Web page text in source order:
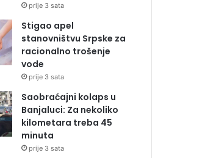
prije 3 sata
Stigao apel
stanovništvu Srpske za
racionalno trošenje
vode
prije 3 sata
Saobraćajni kolaps u
Banjaluci: Za nekoliko
kilometara treba 45
minuta
prije 3 sata